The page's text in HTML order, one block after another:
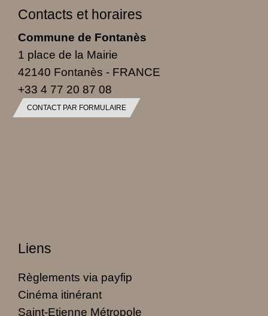
Contacts et horaires
Commune de Fontanès
1 place de la Mairie
42140 Fontanès - FRANCE
+33 4 77 20 87 08
CONTACT PAR FORMULAIRE
Liens
Règlements via payfip
Cinéma itinérant
Saint-Etienne Métropole